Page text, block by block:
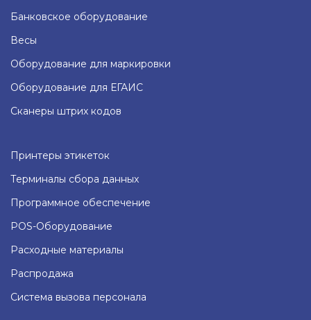
Банковское оборудование
Весы
Оборудование для маркировки
Оборудование для ЕГАИС
Сканеры штрих кодов
Принтеры этикеток
Терминалы сбора данных
Программное обеспечение
POS-Оборудование
Расходные материалы
Распродажа
Система вызова персонала